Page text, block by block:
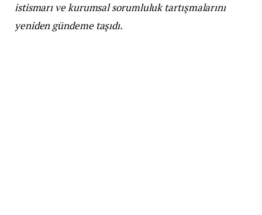
istismarı ve kurumsal sorumluluk tartışmalarını
yeniden gündeme taşıdı.